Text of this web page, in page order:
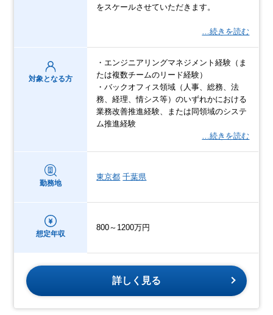
をスケールさせていただきます。
…続きを読む
対象となる方
・エンジニアリングマネジメント経験（ま
たは複数チームのリード経験）
・バックオフィス領域（人事、総務、法
務、経理、情シス等）のいずれかにおける
業務改善推進経験、または同領域のシステ
ム推進経験
…続きを読む
勤務地
東京都 千葉県
想定年収
800～1200万円
詳しく見る